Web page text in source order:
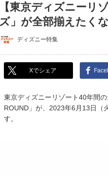
【東京ディズニーリ
ズ」が全部揃えたく
ディズニー特集
Xでシェア
東京ディズニーリゾート40年間
ROUND」が、2023年6月13日（
す。